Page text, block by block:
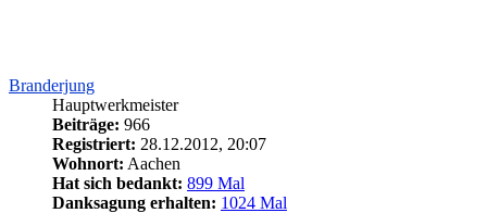
Branderjung
Hauptwerkmeister
Beiträge: 966
Registriert: 28.12.2012, 20:07
Wohnort: Aachen
Hat sich bedankt: 899 Mal
Danksagung erhalten: 1024 Mal